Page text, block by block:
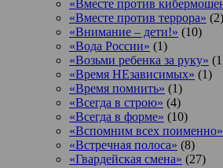
«Вместе против
«Вместе против террора» (2)
«Внимание – дети!» (10)
«Вода России» (1)
«Возьми ребенка за руку»
«Время НЕзависимых» (1)
«Время помнить» (1)
«Всегда в строю» (4)
«Всегда в форме» (10)
«Вспомним всех поименно»
«Встречная полоса» (8)
«Гвардейская смена» (27)